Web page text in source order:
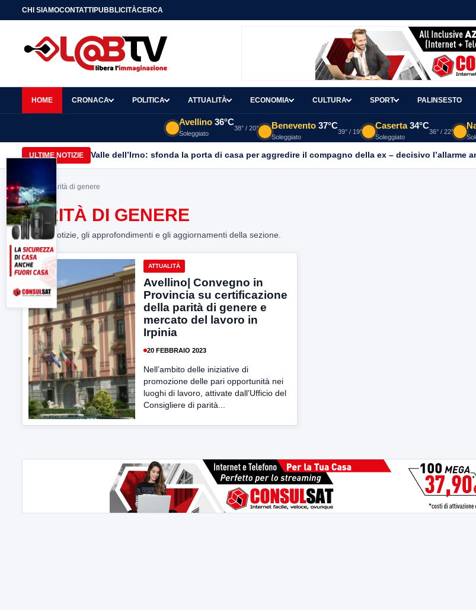
CHI SIAMOCONTATTIPUBBLICITÀCERCA
HOME CRONACA POLITICA ATTUALITÀ ECONOMIA CULTURA SPORT PALINSESTO
Avellino 36°C
Soleggiato
38° / 20° Benevento 37°C
Soleggiato
39° / 19°
Caserta 34°C
Soleggiato
36° / 22°
ULTIME NOTIZIE Valle dell’Irno: sfonda la porta di casa per aggredire il compagno della ex – decisivo l’allarme
Home> parità di genere
PARITÀ DI GENERE
Tutte le notizie, gli approfondimenti e gli aggiornamenti della sezione.
ATTUALITÀ
Avellino| Convegno in
Provincia su certificazione
della parità di genere e
mercato del lavoro in
Irpinia
20 FEBBRAIO 2023
Nell’ambito delle iniziative di
promozione delle pari opportunità nei
luoghi di lavoro, attivate dall’Ufficio del
Consigliere di parità...